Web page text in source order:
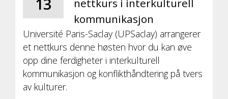
nettkurs i interkulturell
kommunikasjon
Université Paris-Saclay (UPSaclay) arrangerer
et nettkurs denne høsten hvor du kan øve
opp dine ferdigheter i interkulturell
kommunikasjon og konflikthåndtering på tvers
av kulturer.